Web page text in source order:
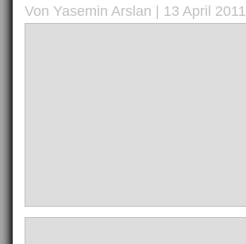
Von Yasemin Arslan | 13 April 2011